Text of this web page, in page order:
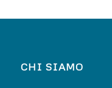
CHI SIAMO